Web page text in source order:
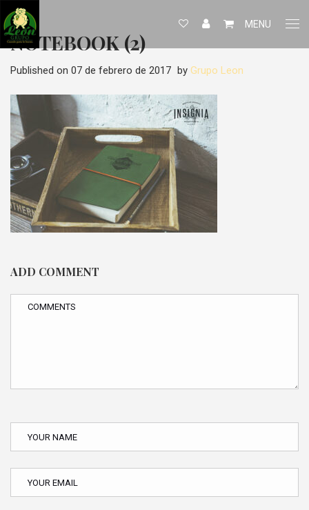
MENU
NOTEBOOK (2)
Published on 07 de febrero de 2017 by Grupo Leon
ADD COMMENT